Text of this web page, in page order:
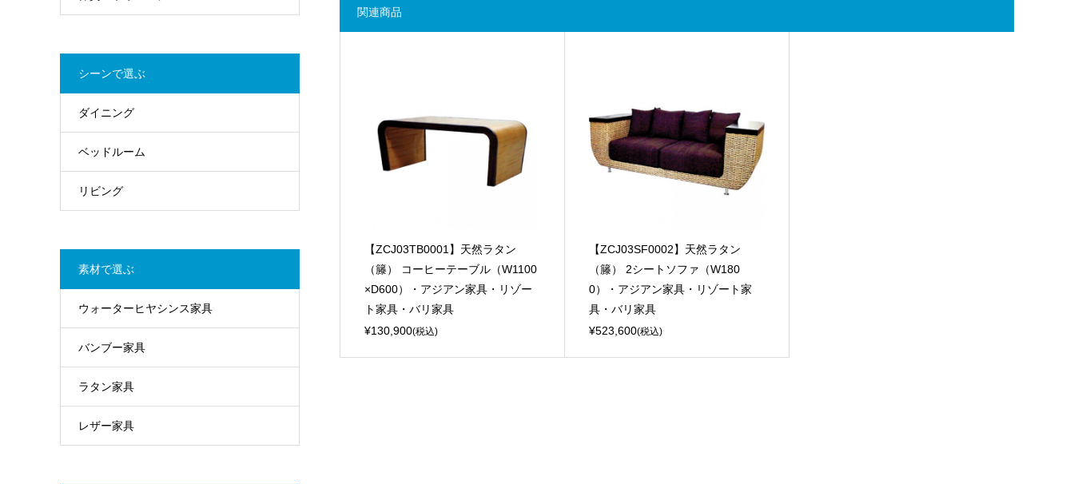
関連商品
【ZCJ03TB0001】天然ラタン
（籐） コーヒーテーブル（W1100
×D600）・アジアン家具・リゾー
ト家具・バリ家具
¥130,900(税込)
【ZCJ03SF0002】天然ラタン
（籐） 2シートソファ（W180
0）・アジアン家具・リゾート家
具・バリ家具
¥523,600(税込)
シーンで選ぶ
ダイニング
ベッドルーム
リビング
素材で選ぶ
ウォーターヒヤシンス家具
バンブー家具
ラタン家具
レザー家具